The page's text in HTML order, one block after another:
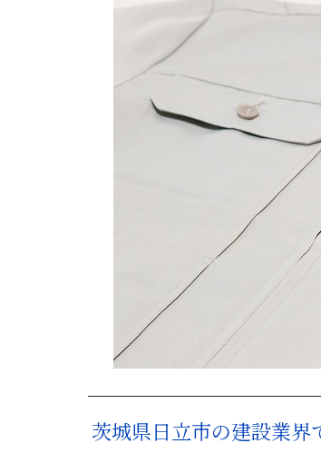
茨城県日立市の建設業界